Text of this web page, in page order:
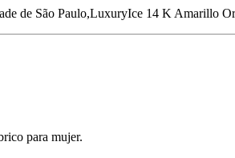
de São Paulo,LuxuryIce 14 K Amarillo
para mujer.